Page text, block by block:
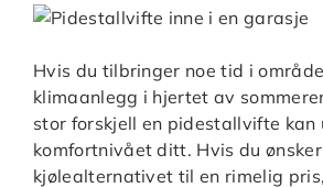
Hvis du tilbringer noe tid i
klimaanlegg i hjertet av
stor forskjell en pidestallvifte kan
komfortnivået ditt. Hvis du
kjølealternativet til en rimelig